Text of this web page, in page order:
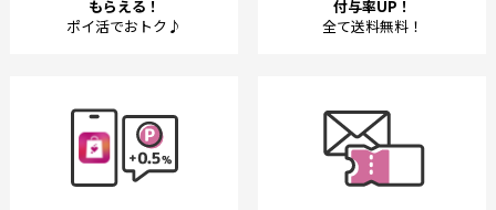
もらえる！
ポイ活でおトク♪
付与率UP！
全て送料無料！